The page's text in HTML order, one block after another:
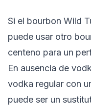
Si el bourbon Wild
puede usar otro
centeno para un
En ausencia de
vodka regular con
puede ser un